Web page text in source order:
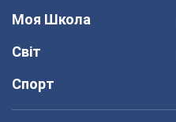
Моя Школа
Світ
Спорт